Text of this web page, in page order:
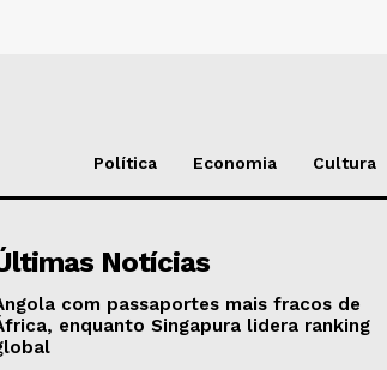
Política Economia Cultura
Notícias
com passaportes mais fracos de
enquanto Singapura lidera ranking